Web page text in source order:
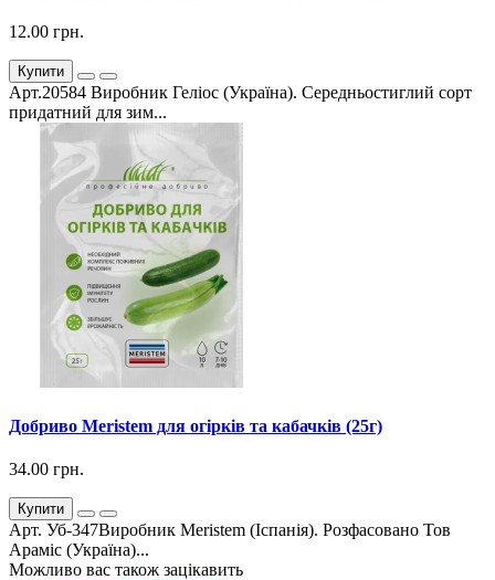
12.00 грн.
Купити
Арт.20584 Виробник Геліос (Україна). Середньостиглий сорт
придатний для зим...
Добриво Meristem для огірків та кабачків (25г)
34.00 грн.
Купити
Арт. Уб-347Виробник Meristem (Іспанія). Розфасовано Тов
Араміс (Україна)...
Можливо вас також зацікавить